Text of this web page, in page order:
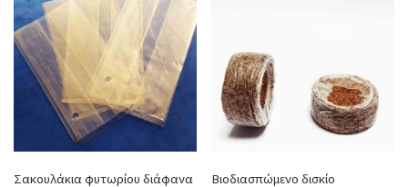
Σακουλάκια φυτωρίου διάφανα
Βιοδιασπώμενο δισκίο